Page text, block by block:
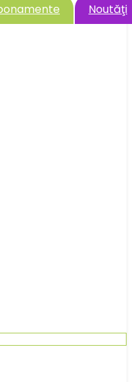
Noutăţi